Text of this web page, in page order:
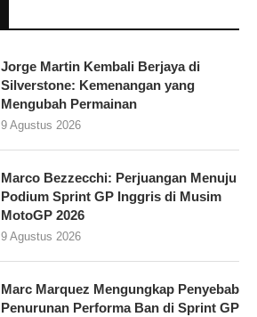
Jorge Martin Kembali Berjaya di
Silverstone: Kemenangan yang
Mengubah Permainan
9 Agustus 2026
Marco Bezzecchi: Perjuangan Menuju
Podium Sprint GP Inggris di Musim
MotoGP 2026
9 Agustus 2026
Marc Marquez Mengungkap Penyebab
Penurunan Performa Ban di Sprint GP